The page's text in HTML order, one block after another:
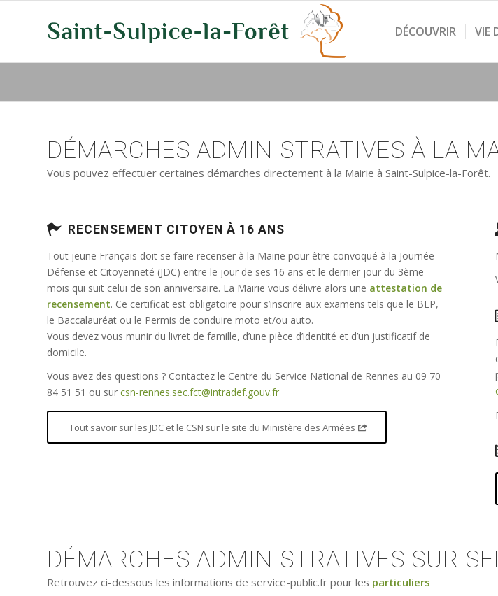
DÉCOUVRIR VIE
DÉMARCHES ADMINISTRATIVES À LA
Vous pouvez effectuer certaines démarches directement à la Mairie à Saint-Sulpice-la-Forêt.
RECENSEMENT CITOYEN À 16 ANS
Tout jeune Français doit se faire recenser à la Mairie pour être convoqué à la Journée
Défense et Citoyenneté (JDC) entre le jour de ses 16 ans et le dernier jour du 3ème
mois qui suit celui de son anniversaire. La Mairie vous délivre alors une attestation de
recensement. Ce certificat est obligatoire pour s’inscrire aux examens tels que le BEP,
le Baccalauréat ou le Permis de conduire moto et/ou auto.
Vous devez vous munir du livret de famille, d’une pièce d’identité et d’un justificatif de
domicile.
Vous avez des questions ? Contactez le Centre du Service National de Rennes au 09 70
84 51 51 ou sur csn-rennes.sec.fct@intradef.gouv.fr
Tout savoir sur les JDC et le CSN sur le site du Ministère des Armées
DÉMARCHES ADMINISTRATIVES SUR
Retrouvez ci-dessous les informations de service-public.fr pour les particuliers